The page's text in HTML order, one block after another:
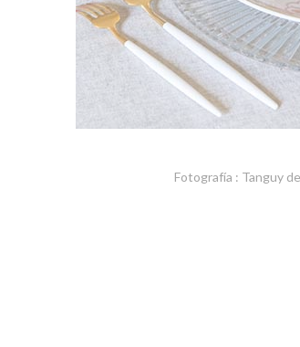
Fotografía : Tanguy